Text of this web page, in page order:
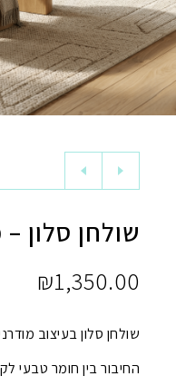
שולחן סלון
₪1,350.00
שולחן סלון בעיצוב
החיבור בין חומר טבעי